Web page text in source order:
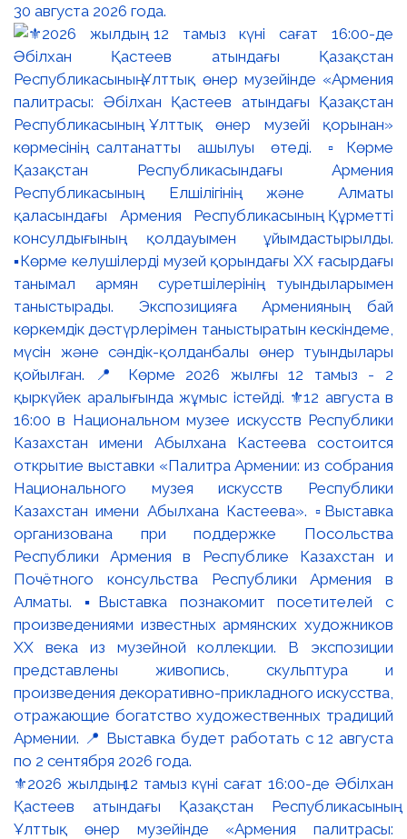
30 августа 2026 года.
⚜️2026 жылдың 12 тамыз күні сағат 16:00-де Әбілхан
Қастеев атындағы Қазақстан Республикасының
Ұлттық өнер музейінде «Армения палитрасы: